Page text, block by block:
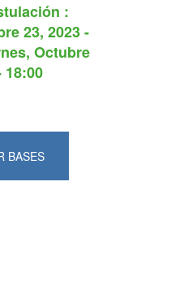
:
23, 2023 -
Octubre
18:00
BASES